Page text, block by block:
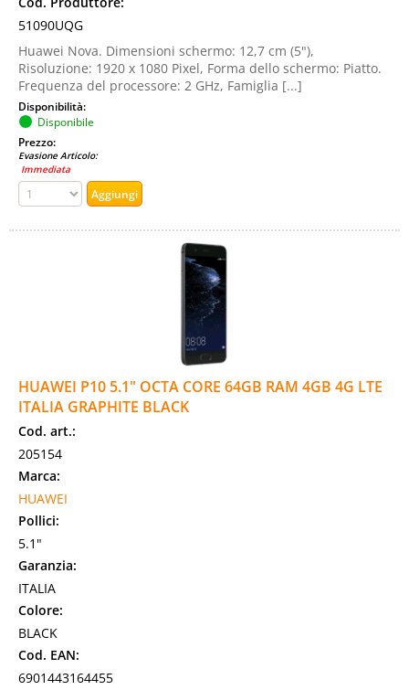
51090UQG
Huawei Nova. Dimensioni schermo: 12,7 cm (5"),
Risoluzione: 1920 x 1080 Pixel, Forma dello schermo: Piatto.
Frequenza del processore: 2 GHz, Famiglia [...]
Disponibilità:
Disponibile
Prezzo:
Evasione Articolo:
Immediata
HUAWEI P10 5.1" OCTA CORE 64GB RAM 4GB 4G LTE
ITALIA GRAPHITE BLACK
Cod. art.:
205154
Marca:
HUAWEI
Pollici:
5.1"
Garanzia:
ITALIA
Colore:
BLACK
Cod. EAN:
6901443164455